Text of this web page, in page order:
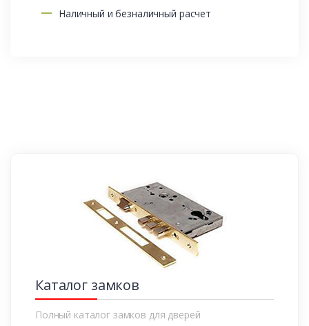
Наличный и безналичный расчет
Каталог замков
Полный каталог замков для дверей